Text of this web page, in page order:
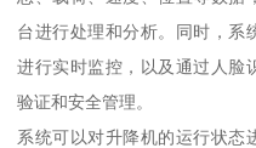
台进行处理和分析。同时，系
进行实时监控，以及通过人脸
验证和安全管理。
系统可以对升降机的运行状态